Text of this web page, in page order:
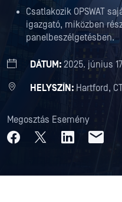
Csatlakozik OPSWAT
igazgató, miközben
panelbeszélgetésben.
DÁTUM: 2025. június
HELYSZÍN: Hartford, CT
Megosztás Esemény